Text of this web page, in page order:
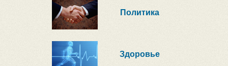
Политика
Здоровье